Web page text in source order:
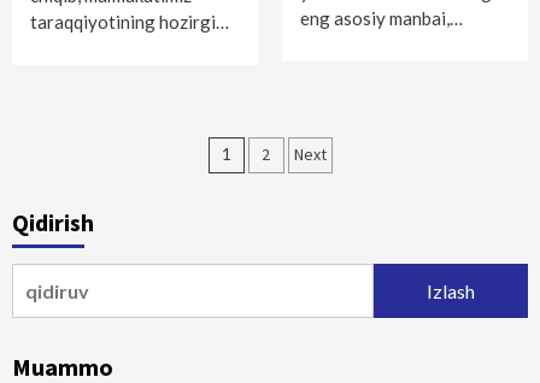
taraqqiyotining hozirgi…
eng asosiy manbai,…
Maqolalar
1 2 Next
Qidirish
Muammo